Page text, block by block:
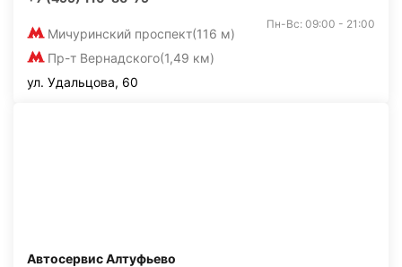
Мичуринский проспект(116 м)
Пр-т Вернадского(1,49 км)
Пн-Вс: 09:00 - 21:00
ул. Удальцова, 60
Автосервис Алтуфьево